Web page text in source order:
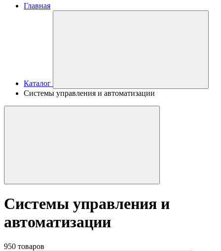
Главная
Каталог
Системы управления и автоматизации
Системы управления и
автоматизации
950 товаров